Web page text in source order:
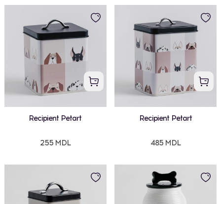
Recipient Petart
255 MDL
Recipient Petart
485 MDL